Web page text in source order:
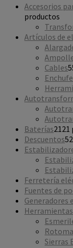
Accesorios
productos
Artículos de
Cables5
Baterías21 21
Descuentos52
Ferretería
Fuentes de
Generadores
Sierras